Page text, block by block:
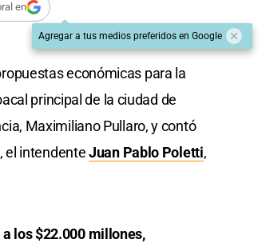
en
Agregar a tus medios preferidos en Google
económicas para la
principal de la ciudad de
Maximiliano Pullaro, y contó
el intendenteJuan Pablo Poletti,
los $22.000 millones,